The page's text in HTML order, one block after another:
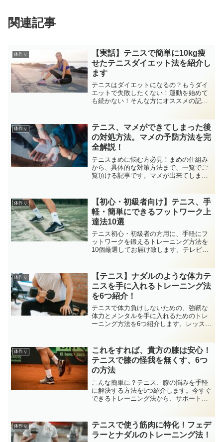
関連記事
体作り
【実話】テニスで簡単に10kg痩
せたテニスダイエット法を紹介し
ます
テニスはダイエットになるの？もうダイ
エットで失敗したくない！運動を始めて
も続かない！そんな方にオススメの記事
します。仕事が忙しい社会人の皆様に取
り入れることのできるメニューです。
体作り
テニス、マメができてしまった後
の対処方法。マメの予防方法を完
全解説！
テニスまめに悩む方必見！まめの仕組み
から、具体的な対策方法まで、一覧でご
覧頂ける記事です。マメが出来てしまっ
テニスライフで、よりテニスがずっと継
続できられるように願っています。
体作り
【初心・初級者向け】テニス、手
軽・簡単にできるフットワーク上
達法10選
テニス初心・初級者の方用に、手軽にフ
ットワークを鍛えるトレーニング方法を
10個厳選してお届け致します。テレビを
ングでフットワークを鍛えることができ
ます。ショットがより安定します。
体作り
【テニス】ナダルのような体力テ
ニスを手に入れるトレーニング法
を6つ紹介！
テニスで体力負けしないための、強靭な
体力とメンタルを手に入れるためのトレ
ーニング方法を6つ紹介します。レッスン
いためにも、大切なテニストレーニング
基礎知識を踏まえてお伝えします。
体作り
これをすれば、貴方の膝は安心！
テニスで膝の怪我を無くす、6つ
の方法
こんな簡単に？テニス、膝の悩みを手軽
に解決する方法を5つ紹介します。今すぐ
できるトレーニング法から、サポートし
り返す分、膝への負担も大きいので、安
心な膝予防を実施してください。
体作り
テニスで使う筋肉に特化！フェデ
ラーとナダルのトレーニング法！